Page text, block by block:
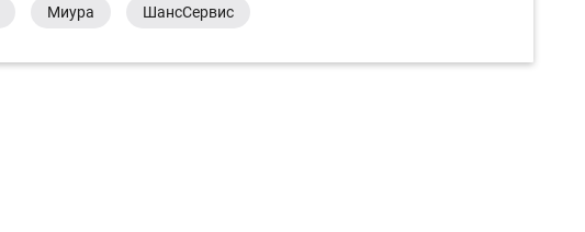
Миура ШансСервис